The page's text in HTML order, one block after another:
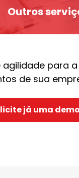
Outros
agilidade para
de sua
já uma